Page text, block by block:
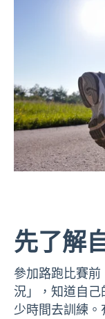
先了解
參加路跑比賽
況」，知道自
少時間去訓練。